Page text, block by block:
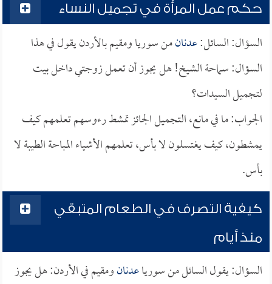
حكم عمل المرأة في تجميل النساء
السؤال: السائل:عدنانمن سوريا ومقيم بالأردن يقول في هذا
السؤال: سماحة الشيخ! هل يجوز أن تعمل زوجتي داخل بيت
لتجميل السيدات؟
الجواب: ما في مانع، التجميل الجائز تمشط رءوسهم تعلمهم كيف
يمشطون، كيف يغتسلون لا بأس، تعلمهم الأشياء المباحة الطيبة لا
بأس.
كيفية التصرف في الطعام المتبقي
منذ أيام
السؤال: يقول السائل من سورياعدنانومقيم في الأردن: هل يجوز